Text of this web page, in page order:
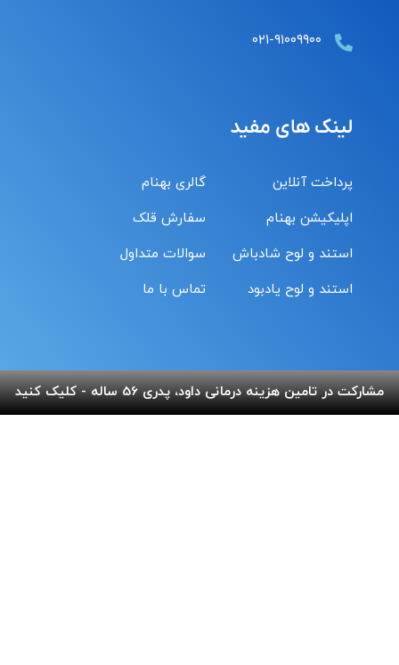
۰۲۱-۹۱۰۰۹۹۰۰
لینک های مفید
پرداخت آنلاین
اپلیکیشن بهنام
استند و لوح شادباش
استند و لوح یادبود
گالری بهنام
سفارش قلک
سوالات متداول
تماس با ما
شماره حساب های خیریه
مشارکت در تامین هزینه درمانی داود، پدری 56 ساله - کلیک کنید